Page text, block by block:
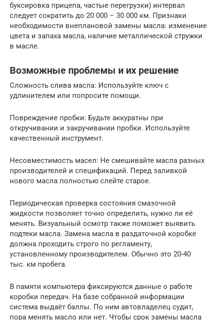
буксировка прицепа, частые перегрузки) интервал
следует сократить до 20 000 – 30 000 км. Признаки
необходимости внеплановой замены масла: изменение
цвета и запаха масла, наличие металлической стружки
в масле.
Возможные проблемы и их решение
Сложность слива масла: Используйте ключ с
удлинителем или попросите помощи.
Повреждение пробки: Будьте аккуратны при
откручивании и закручивании пробки. Используйте
качественный инструмент.
Несовместимость масел: Не смешивайте масла разных
производителей и спецификаций. Перед заливкой
нового масла полностью слейте старое.
Периодическая проверка состояния смазочной
жидкости позволяет точно определить, нужно ли её
менять. Визуальный осмотр также поможет выявить
подтеки масла. Замена масла в раздаточной коробке
должна проходить строго по регламенту,
установленному производителем. Обычно это 20-40
тыс. км пробега.
В памяти компьютера фиксируются данные о работе
коробки передач. На базе собранной информации
система выдаёт баллы. По ним автовладелец судит,
пора менять масло или нет. Чтобы срок замены масла